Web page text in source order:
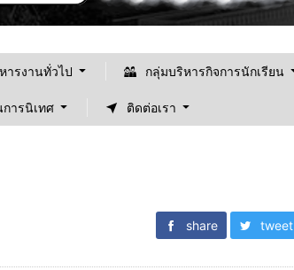
ารงานทั่วไป กลุ่มบริหารกิจการนักเรียน
การนิเทศ ติดต่อเรา
share tweet